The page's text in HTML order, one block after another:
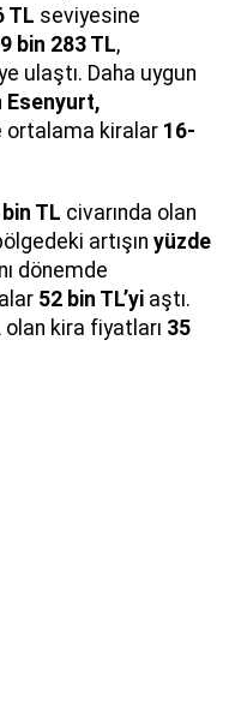
TL seviyesine
bin 283 TL,
ulaştı. Daha uygun
Esenyurt,
ortalama kiralar 16-
TL civarında olan
artışın yüzde
dönemde
52 bin TL’yi aştı.
olan kira fiyatları 35